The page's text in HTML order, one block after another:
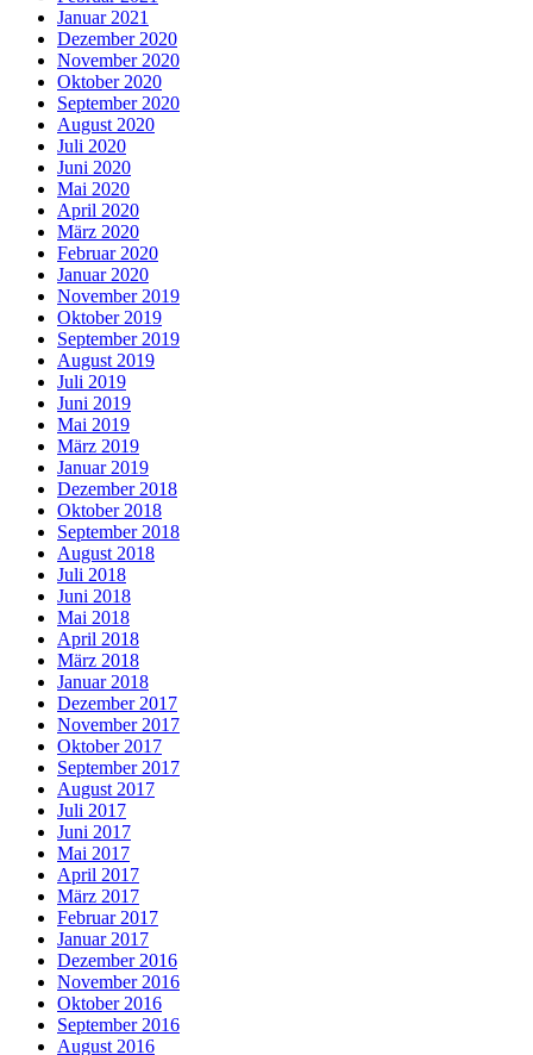
Januar 2021
Dezember 2020
November 2020
Oktober 2020
September 2020
August 2020
Juli 2020
Juni 2020
Mai 2020
April 2020
März 2020
Februar 2020
Januar 2020
November 2019
Oktober 2019
September 2019
August 2019
Juli 2019
Juni 2019
Mai 2019
März 2019
Januar 2019
Dezember 2018
Oktober 2018
September 2018
August 2018
Juli 2018
Juni 2018
Mai 2018
April 2018
März 2018
Januar 2018
Dezember 2017
November 2017
Oktober 2017
September 2017
August 2017
Juli 2017
Juni 2017
Mai 2017
April 2017
März 2017
Februar 2017
Januar 2017
Dezember 2016
November 2016
Oktober 2016
September 2016
August 2016